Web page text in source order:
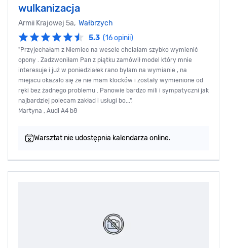
wulkanizacja
Armii Krajowej 5a, Wałbrzych
5.3 (16 opinii)
"Przyjechałam z Niemiec na wesele chciałam szybko wymienić
opony . Zadzwoniłam Pan z piątku zamówił model który mnie
interesuje i już w poniedziałek rano byłam na wymianie , na
miejscu okazało się że nie mam klocków i zostały wymienione od
ręki bez żadnego problemu . Panowie bardzo mili i sympatyczni jak
najbardziej polecam zakład i usługi bo...",
Martyna , Audi A4 b8
Warsztat nie udostępnia kalendarza online.